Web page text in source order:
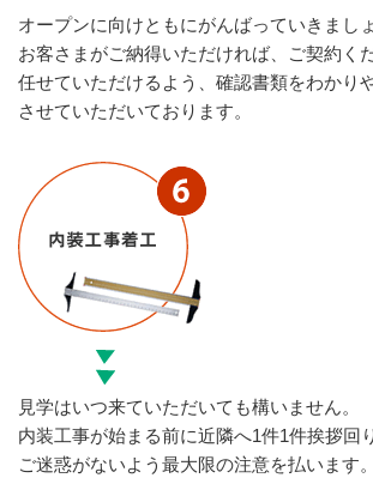
オープンに向けともにがんばっていきましょ
お客さまがご納得いただければ、ご契約く
任せていただけるよう、確認書類をわかり
させていただいております。
見学はいつ来ていただいても構いません。
内装工事が始まる前に近隣へ1件1件挨拶回
ご迷惑がないよう最大限の注意を払います